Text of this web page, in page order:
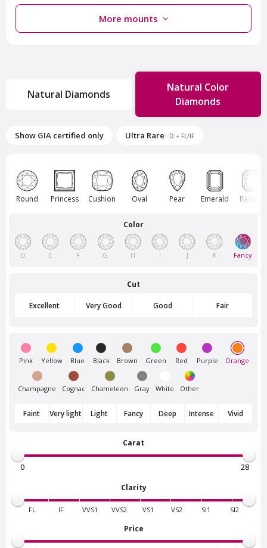
Van Amstel Rokin
Van Amstel Sloterplas
£ 425
excl. VAT
Van Amstel
Van Amstel Amstelpark
More mounts
Natural Diamonds
Natural Color
Diamonds
Show GIA certified only Ultra Rare D + FL/IF
Round Princess Cushion Oval Pear Emerald Radiant
Color
D E F G H I J K Fancy
Cut
Excellent Very Good Good Fair
Pink Yellow Blue Black Brown Green Red Purple Orange
Champagne Cognac Chameleon Gray White Other
Faint Very light Light Fancy Deep Intense Vivid
Carat
Clarity
FL IF VVS1 VVS2 VS1 VS2 SI1 SI2
Price